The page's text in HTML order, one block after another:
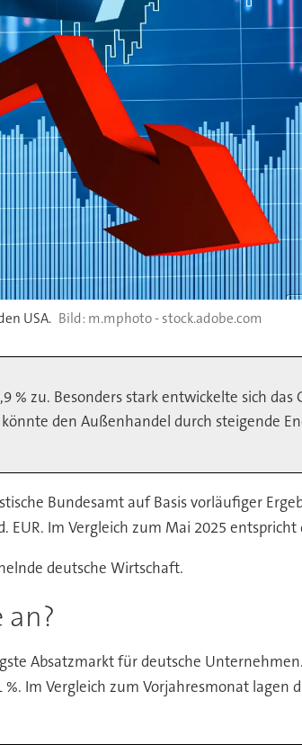
USA. m.mphoto - stock.adobe.com
zu. Besonders stark entwickelte sich das
den Außenhandel durch steigende
Bundesamt auf Basis vorläufiger
Im Vergleich zum Mai 2025 entspricht
deutsche Wirtschaft.
Absatzmarkt für deutsche
Im Vergleich zum Vorjahresmonat lagen